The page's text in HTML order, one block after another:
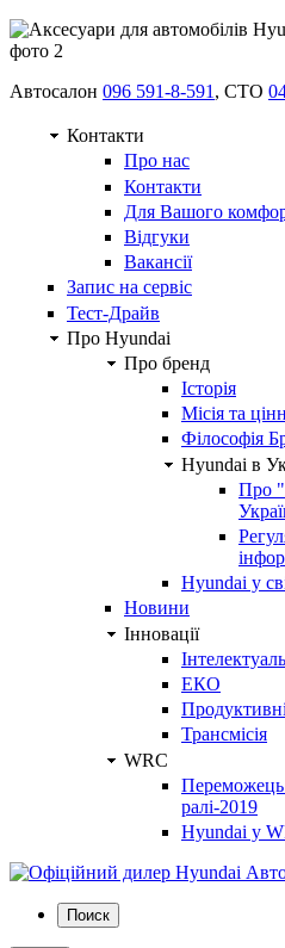
Автосалон 096 591-8-591 , СТО
Контакти
Про нас
Контакти
Для Вашого
Відгуки
Вакансії
Запис на сервіс
Тест-Драйв
Про Hyundai
Про бренд
Історія
Місія та
Філософія
Hyundai в
Про
Hyundai у
Новини
Інновації
ЕКО
Трансмісія
WRC
Переможець
ралі-2019
Hyundai у
Поиск